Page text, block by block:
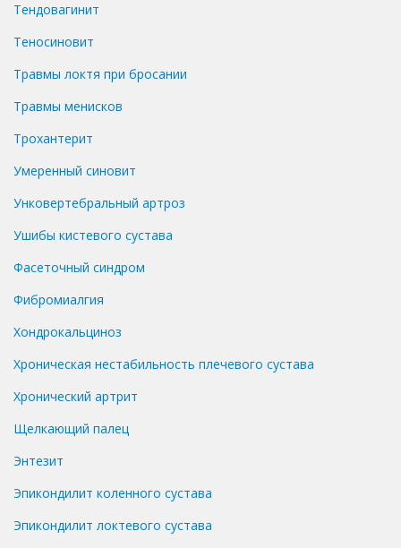
Тендовагинит
Теносиновит
Травмы локтя при бросании
Травмы менисков
Трохантерит
Умеренный синовит
Унковертебральный артроз
Ушибы кистевого сустава
Фасеточный синдром
Фибромиалгия
Хондрокальциноз
Хроническая нестабильность плечевого сустава
Хронический артрит
Щелкающий палец
Энтезит
Эпикондилит коленного сустава
Эпикондилит локтевого сустава